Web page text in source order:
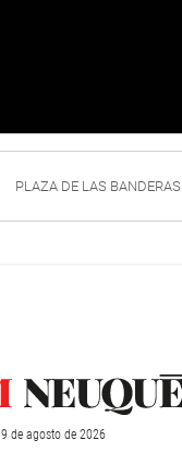
PLAZA DE LAS BANDERAS
9 de agosto de 2026